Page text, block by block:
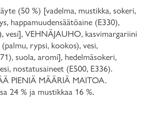
(50 %) [vadelma, mustikka, sokeri,
happamuudensäätöaine (E330),
vesi], VEHNÄJAUHO, kasvimargariini
rypsi, kookos), vesi,
suola, aromi], hedelmäsokeri,
nostatusaineet (E500, E336).
PIENIÄ MÄÄRIÄ MAITOA.
24 % ja mustikkaa 16 %.